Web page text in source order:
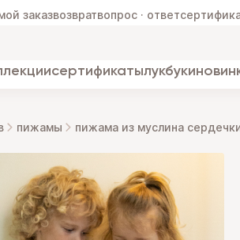
заказвозвратвопрос · ответ
сертификатылукбуки
пижамы пижама из муслина